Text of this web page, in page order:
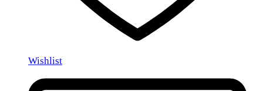
Wishlist